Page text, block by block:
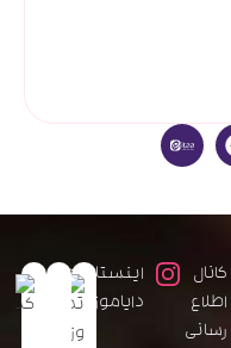
کانال
اطلاع
رسانی
اینستاگرام
دایاموز